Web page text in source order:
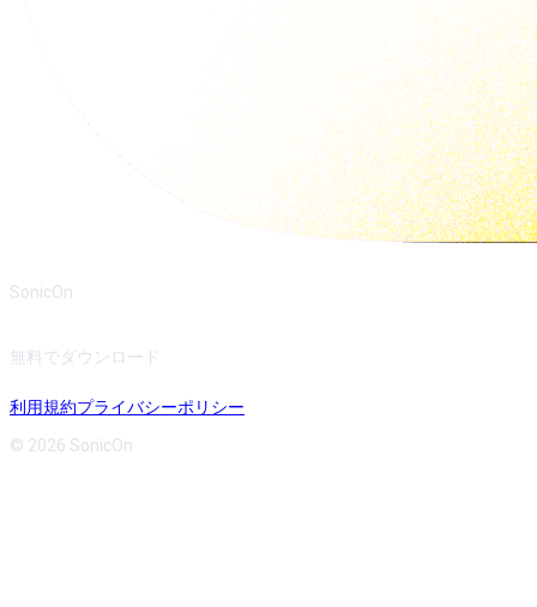
SonicOn
無料でダウンロード
利用規約プライバシーポリシー
© 2026 SonicOn